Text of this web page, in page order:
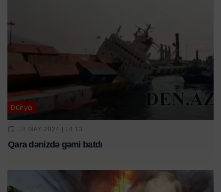
Dünya
18 MAY 2024 | 14:13
Qara dənizdə gəmi batdı